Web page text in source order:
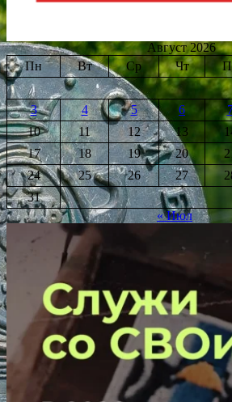
Август 2026
Пн
Вт Ср Чт
3
4 5 6
10
11 12 13
17
18 19 20
24
25 26 27
31
« Июл